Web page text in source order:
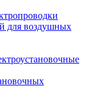
для воздушных